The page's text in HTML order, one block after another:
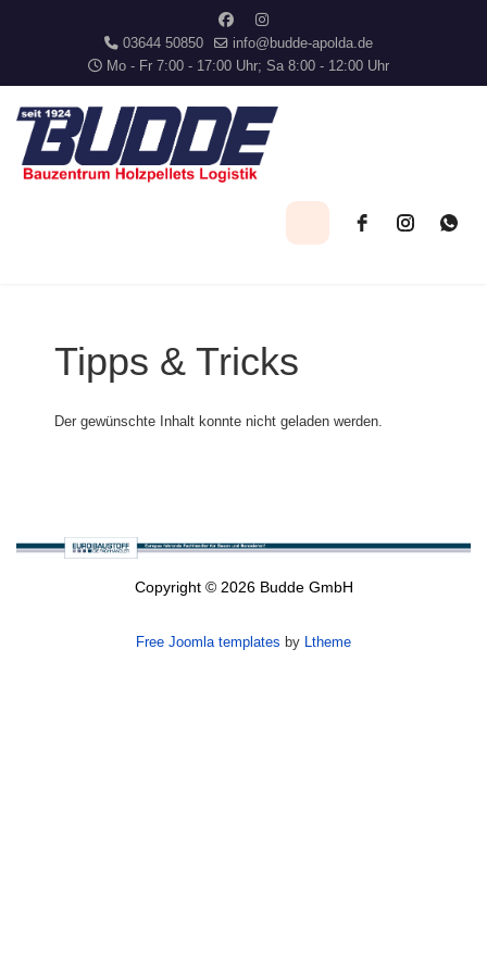
03644 50850
info@budde-apolda.de
Mo - Fr 7:00 - 17:00 Uhr; Sa 8:00 - 12:00 Uhr
Tipps & Tricks
Der gewünschte Inhalt konnte nicht geladen werden.
Copyright © 2026 Budde GmbH
Free Joomla templates by Ltheme